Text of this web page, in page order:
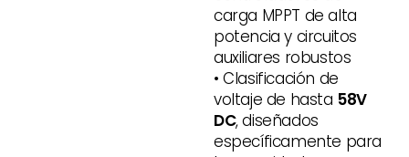
carga MPPT de alta
potencia y circuitos
auxiliares robustos
• Clasificación de
voltaje de hasta 58V
DC, diseñados
específicamente para